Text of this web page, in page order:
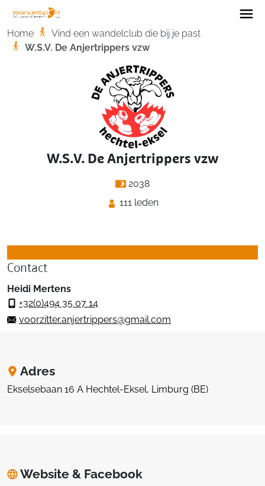
Home
Vind een wandelclub die bij je past
W.S.V. De Anjertrippers vzw
W.S.V. De Anjertrippers vzw
2038
111 leden
Contact
Heidi Mertens
+32(0)494 35 07 14
voorzitter.anjertrippers@gmail.com
Adres
Ekselsebaan 16 A Hechtel-Eksel, Limburg (BE)
Website & Facebook